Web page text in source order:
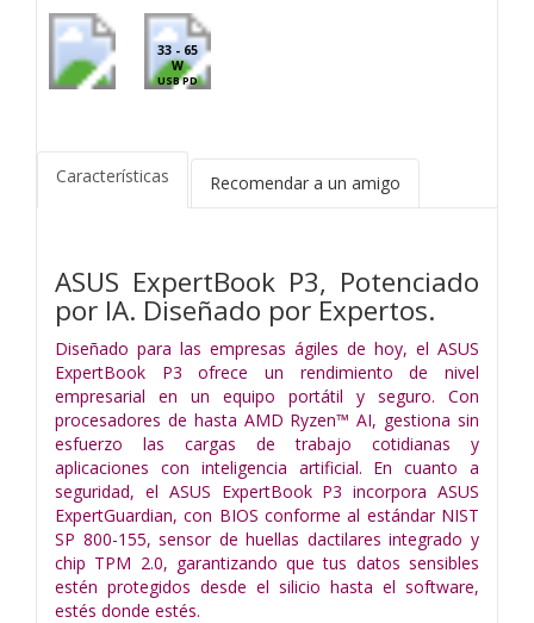
33 - 65
W
USB PD
Características Recomendar a un amigo
ASUS ExpertBook P3, Potenciado
por IA. Diseñado por Expertos.
Diseñado para las empresas ágiles de hoy, el ASUS
ExpertBook P3 ofrece un rendimiento de nivel
empresarial en un equipo portátil y seguro. Con
procesadores de hasta AMD Ryzen™ AI, gestiona sin
esfuerzo las cargas de trabajo cotidianas y
aplicaciones con inteligencia artificial. En cuanto a
seguridad, el ASUS ExpertBook P3 incorpora ASUS
ExpertGuardian, con BIOS conforme al estándar NIST
SP 800-155, sensor de huellas dactilares integrado y
chip TPM 2.0, garantizando que tus datos sensibles
estén protegidos desde el silicio hasta el software,
estés donde estés.